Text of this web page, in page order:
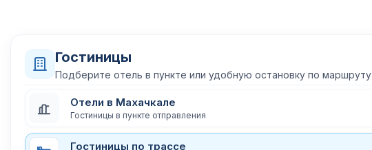
Гостиницы
Подберите отель в пункте или удобную остановку по маршруту
Отели в Махачкале
Гостиницы в пункте отправления
Гостиницы по трассе